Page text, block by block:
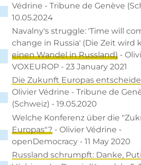
Védrine - Tribune de Genève
10.05.2024
Navalny's struggle: 'Time will
change in Russia' (Die Zeit wird
einen Wandel in Russland) -
VOXEUROP - 23 January 2021
Die Zukunft Europas
Olivier Védrine - Tribune de
(Schweiz) - 19.05.2020
Welche Konferenz über die
Europas"? - Olivier Védrine -
openDemocracy - 11 May 2020
Russland schrumpft: Danke,